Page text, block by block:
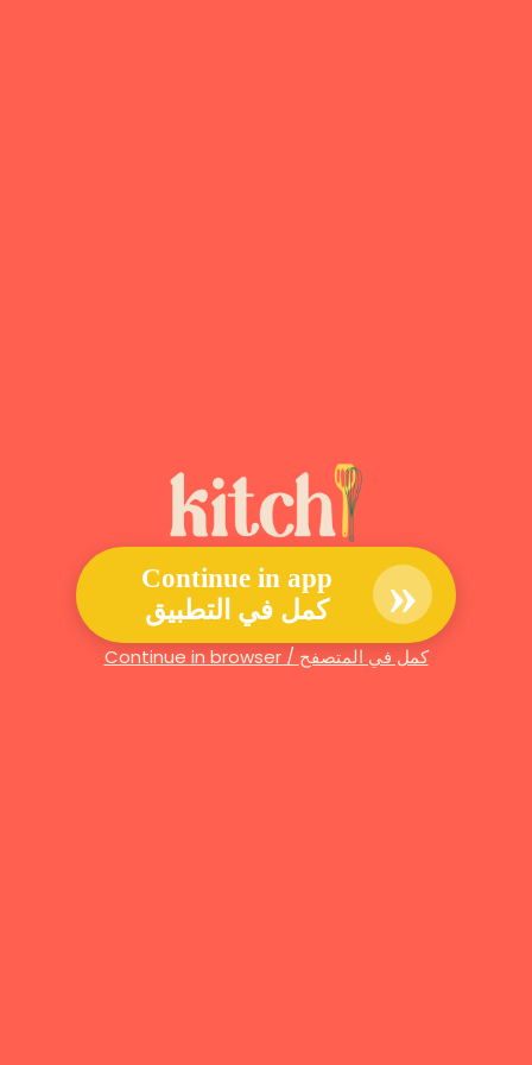
Continue in app
كمل في التطبيق
»
Continue in browser / كمل في المتصفح